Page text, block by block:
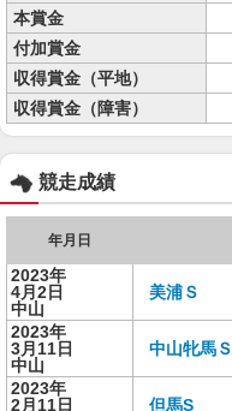
本賞金
付加賞金
収得賞金（平地）
収得賞金（障害）
競走成績
年月日
2023年
4月2日
中山
美浦Ｓ
2023年
3月11日
中山
中山牝馬Ｓ
2023年
2月11日
但馬S